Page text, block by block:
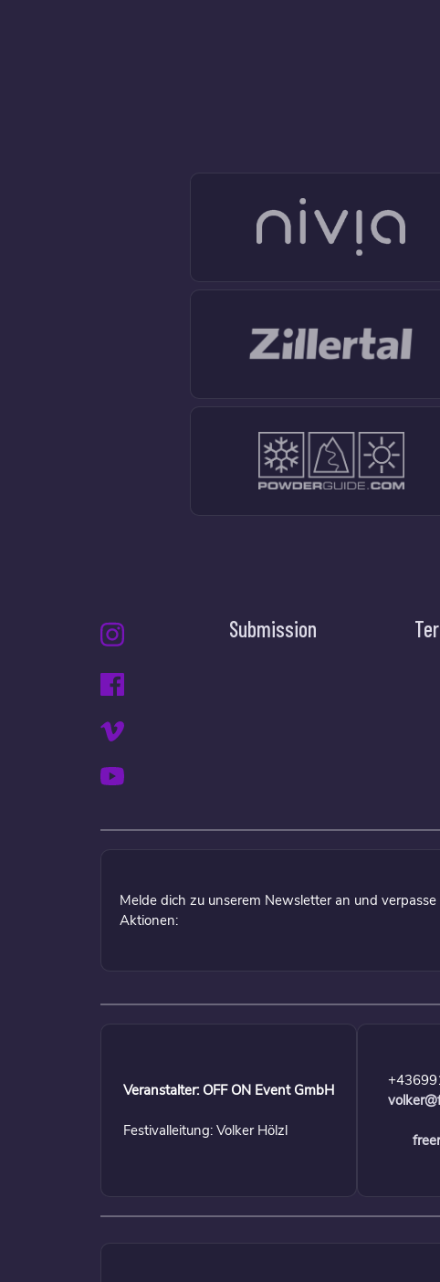
Submission
Melde dich zu unserem Newsletter an und
Aktionen:
Veranstalter: OFF ON Event GmbH
Festivalleitung: Volker Hölzl